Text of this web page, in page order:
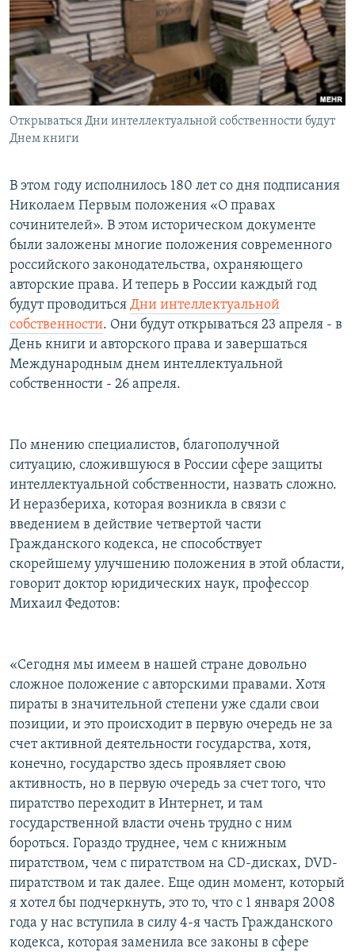
РАСПИСАНИЕ ВЕЩАНИЯ
ПОДПИШИТЕСЬ НА РАССЫЛКУ
СОЦИАЛЬНЫЕ СЕТИ
Все сайты РСЕ/РС
Открываться Дни интеллектуальной собственности будут
Днем книги
В этом году исполнилось 180 лет со дня подписания
Николаем Первым положения «О правах
сочинителей». В этом историческом документе
были заложены многие положения современного
российского законодательства, охраняющего
авторские права. И теперь в России каждый год
будут проводиться Дни интеллектуальной
собственности. Они будут открываться 23 апреля - в
День книги и авторского права и завершаться
Международным днем интеллектуальной
собственности - 26 апреля.
По мнению специалистов, благополучной
ситуацию, сложившуюся в России сфере защиты
интеллектуальной собственности, назвать сложно.
И неразбериха, которая возникла в связи с
введением в действие четвертой части
Гражданского кодекса, не способствует
скорейшему улучшению положения в этой области,
говорит доктор юридических наук, профессор
Михаил Федотов:
«Сегодня мы имеем в нашей стране довольно
сложное положение с авторскими правами. Хотя
пираты в значительной степени уже сдали свои
позиции, и это происходит в первую очередь не за
счет активной деятельности государства, хотя,
конечно, государство здесь проявляет свою
активность, но в первую очередь за счет того, что
пиратство переходит в Интернет, и там
государственной власти очень трудно с ним
бороться. Гораздо труднее, чем с книжным
пиратством, чем с пиратством на CD-дисках, DVD-
пиратством и так далее. Еще один момент, который
я хотел бы подчеркнуть, это то, что с 1 января 2008
года у нас вступила в силу 4-я часть Гражданского
кодекса, которая заменила все законы в сфере